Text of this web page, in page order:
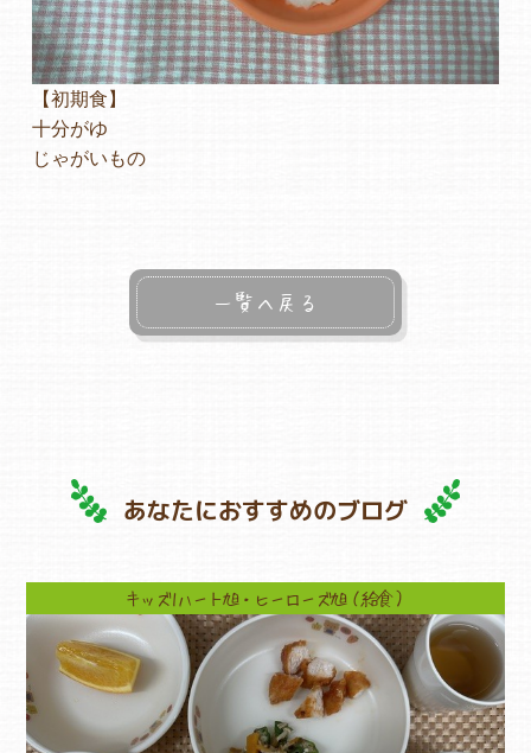
【初期食】
十分がゆ
じゃがいもの
一覧へ戻る
あなたにおすすめのブログ
キッズ1ハート旭・ヒーローズ旭（給食）